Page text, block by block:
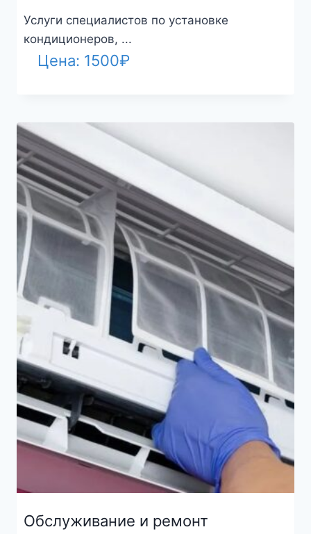
Услуги специалистов по установке
кондиционеров, ...
Цена: 1500₽
Обслуживание и ремонт